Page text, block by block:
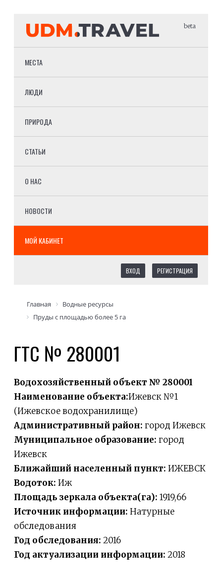
beta
МЕСТА
ЛЮДИ
ПРИРОДА
СТАТЬИ
О НАС
НОВОСТИ
МОЙ КАБИНЕТ
ВХОД РЕГИСТРАЦИЯ
Главная
Водные ресурсы
Пруды с площадью более 5 га
ГТС № 280001
Водохозяйственный объект № 280001
Наименование объекта:Ижевск №1
(Ижевское водохранилище)
Административный район: город Ижевск
Муниципальное образование: город
Ижевск
Ближайший населенный пункт: ИЖЕВСК
Водоток: Иж
Площадь зеркала объекта(га): 1919,66
Источник информации: Натурные
обследования
Год обследования: 2016
Год актуализации информации: 2018